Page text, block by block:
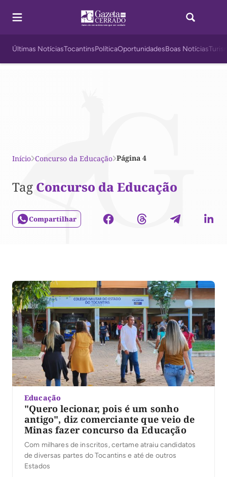
Últimas NotíciasTocantinsPolíticaOportunidadesBoas Notícias
Início Concurso da Educação Página 4
Tag Concurso da Educação
Compartilhar
Educação
"Quero lecionar, pois é um sonho
antigo", diz comerciante que veio de
Minas fazer concurso da Educação
Com milhares de inscritos, certame atraiu candidatos
de diversas partes do Tocantins e até de outros
Estados